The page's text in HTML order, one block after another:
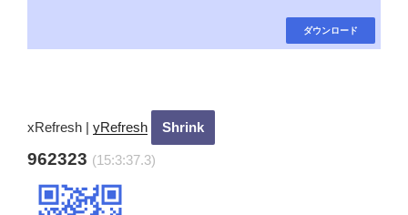
ダウンロード
xRefresh | yRefresh
962323 (15:3:38.23)